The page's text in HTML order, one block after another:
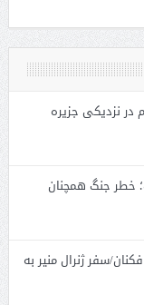
در نزدیکی جزیره
خطر جنگ همچنان
سفر ژنرال منیر به